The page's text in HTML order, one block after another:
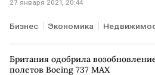
27 января 2021, 20:44
Бизнес Экономика
застройщики Донстрой
Британия одобрила
полетов Boeing 737 MAX